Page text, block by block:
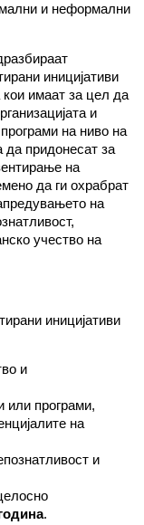
и неформални
иницијативи
имаат за цел да
и
на ниво на
да придонесат за
на
да ги охрабрат
на
учество на
иницијативи
и
или програми,
на
и
.